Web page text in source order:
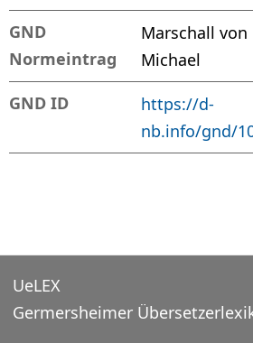
GND
Normeintrag
Marschall
Michael
GND ID
https://d-
nb.info/gnd/
UeLEX
Germersheimer